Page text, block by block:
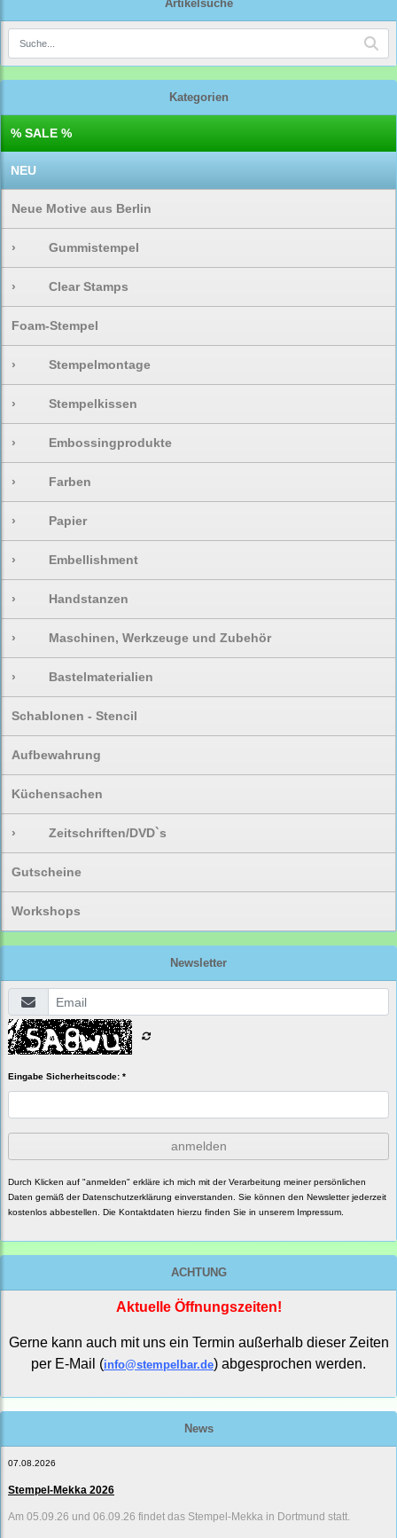
Artikelsuche
Kategorien
% SALE %
NEU
Neue Motive aus Berlin
› Gummistempel
› Clear Stamps
Foam-Stempel
› Stempelmontage
› Stempelkissen
› Embossingprodukte
› Farben
› Papier
› Embellishment
› Handstanzen
› Maschinen, Werkzeuge und Zubehör
› Bastelmaterialien
Schablonen - Stencil
Aufbewahrung
Küchensachen
› Zeitschriften/DVD`s
Gutscheine
Workshops
Newsletter
Eingabe Sicherheitscode: *
anmelden
Durch Klicken auf "anmelden" erkläre ich mich mit der Verarbeitung meiner persönlichen
Daten gemäß der Datenschutzerklärung einverstanden. Sie können den Newsletter jederzeit
kostenlos abbestellen. Die Kontaktdaten hierzu finden Sie in unserem Impressum.
ACHTUNG
Aktuelle Öffnungszeiten!
Gerne kann auch mit uns ein Termin außerhalb dieser Zeiten
per E-Mail (info@stempelbar.de) abgesprochen werden.
News
07.08.2026
Stempel-Mekka 2026
Am 05.09.26 und 06.09.26 findet das Stempel-Mekka in Dortmund statt.